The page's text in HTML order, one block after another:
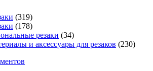
(319)
(178)
резаки (34)
и аксессуары для резаков (230)